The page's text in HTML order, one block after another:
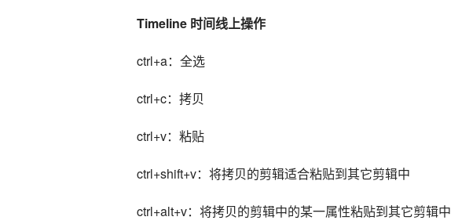
Timeline 时间线上操作
ctrl+a：全选
ctrl+c：拷贝
ctrl+v：粘贴
ctrl+shift+v：将拷贝的剪辑适合粘贴到其它剪辑中
ctrl+alt+v：将拷贝的剪辑中的某一属性粘贴到其它剪辑中